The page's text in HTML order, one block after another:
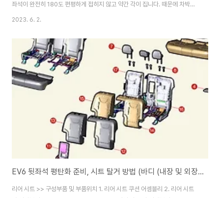
좌석이 완전히 180도 편평하게 접히지 않고 약간 각이 집니다. 때문에 차박시
차에서 잠을 잔다면 불편하기 이루 말을 할 수 없습니다. 이에, 2열을 평탄화 작
는 잘하는 업체를 찾기가 어려운거에요. 있다 하더라도 제 거주지와 거리가 있
고 평탄화 작업을 하러 2시간 운전해서 간다는건... ㅠㅠ 칼을 뽑아 들었습니다.
어지간한 연장은 다 있기에.... 직업 다이를 진행하기로 했었어요. 다만 평탄화
작업을 위한 설명, 정보 등이 많이 않아 결국 맨땅에 헤딩하며 6시간 넘게..
2023. 6. 2.
EV6 뒷좌석 평탄화 준비, 시트 탈거 방법 (바디 (내장 및 외장)>>리어 시트>>리어 시트 어셈블리>>탈거 및 장착)
리어 시트 >> 구성부품 및 부품위치 1. 리어 시트 쿠션 어셈블리 2. 리어 시트